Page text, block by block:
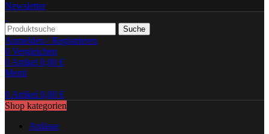
Newsletter
Suche
Anmelden / Registrieren
0 Vergleichen
0Artikel 0,00 €
Menü
0Artikel 0,00 €
Shop kategorien
Anlässe